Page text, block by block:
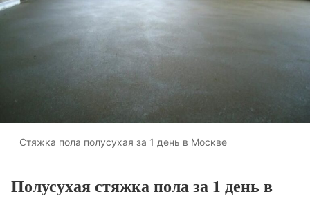
Стяжка пола полусухая за 1 день в Москве
Полусухая стяжка пола за 1 день в